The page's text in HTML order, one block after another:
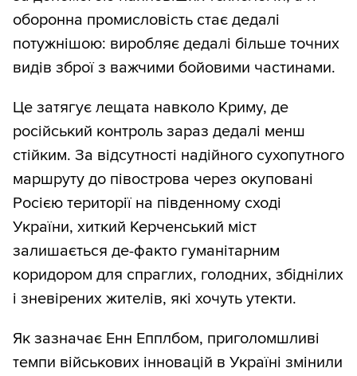
оборонна промисловість стає дедалі
потужнішою: виробляє дедалі більше точних
видів зброї з важчими бойовими частинами.
Це затягує лещата навколо Криму, де
російський контроль зараз дедалі менш
стійким. За відсутності надійного сухопутного
маршруту до півострова через окуповані
Росією території на південному сході
України, хиткий Керченський міст
залишається де-факто гуманітарним
коридором для спраглих, голодних, збіднілих
і зневірених жителів, які хочуть утекти.
Як зазначає Енн Епплбом, приголомшливі
темпи військових інновацій в Україні змінили